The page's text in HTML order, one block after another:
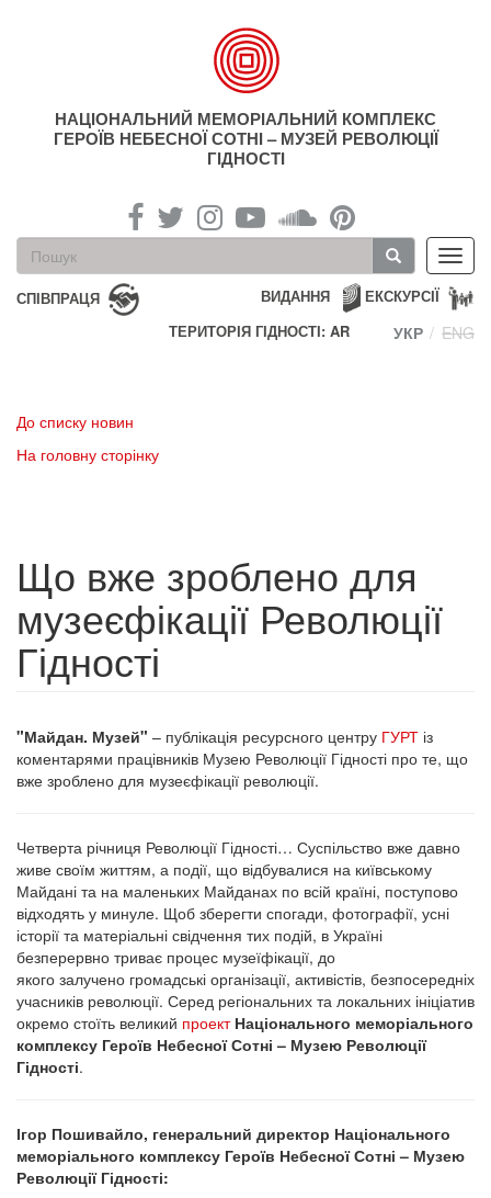
НАЦІОНАЛЬНИЙ МЕМОРІАЛЬНИЙ КОМПЛЕКС
ГЕРОЇВ НЕБЕСНОЇ СОТНІ – МУЗЕЙ РЕВОЛЮЦІЇ
ГІДНОСТІ
Пошукова
форма
Пошук
СПІВПРАЦЯ ЕКСКУРСІЇ
ВИДАННЯ
ТЕРИТОРІЯ ГІДНОСТІ: AR
УКР ENG
До списку новин
На головну сторінку
Що вже зроблено для
музеєфікації Революції
Гідності
"Майдан. Музей" – публікація ресурсного центру ГУРТ із
коментарями працівників Музею Революції Гідності про те, що
вже зроблено для музеєфікації революції.
Четверта річниця Революції Гідності… Суспільство вже давно
живе своїм життям, а події, що відбувалися на київському
Майдані та на маленьких Майданах по всій країні, поступово
відходять у минуле. Щоб зберегти спогади, фотографії, усні
історії та матеріальні свідчення тих подій, в Україні
безперервно триває процес музеїфікації, до
якого залучено громадські організації, активістів, безпосередніх
учасників революції. Серед регіональних та локальних ініціатив
окремо стоїть великий проект Національного меморіального
комплексу Героїв Небесної Сотні – Музею Революції
Гідності.
Ігор Пошивайло, генеральний директор Національного
меморіального комплексу Героїв Небесної Сотні – Музею
Революції Гідності: